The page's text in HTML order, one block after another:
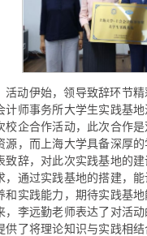
活动伊始，领导致辞环节
计师事务所大学生实践基
校企合作活动，此次合作
源，而上海大学具备深厚
致辞，对此次实践基地的
，通过实践基地的搭建，
和实践能力，期待实践基
，李远勤老师表达了对活
供了将理论知识与实践相